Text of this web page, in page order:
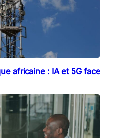
africaine : IA et 5G face